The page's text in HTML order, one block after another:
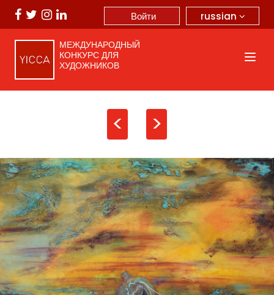
russian
Войти
МЕЖДУНАРОДНЫЙ
КОНКУРС ДЛЯ
ХУДОЖНИКОВ
< >